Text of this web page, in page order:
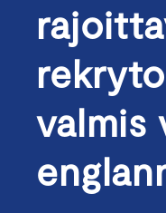
valmis